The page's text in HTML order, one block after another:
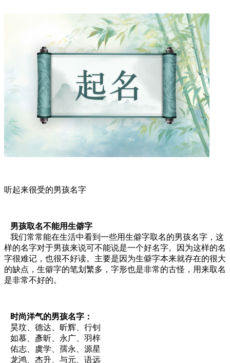
听起来很受的男孩名字
男孩取名不能用生僻字
我们常常能在生活中看到一些用生僻字取名的男孩名字，这
样的名字对于男孩来说可不能说是一个好名字。因为这样的名
字很难记，也很不好读。主要是因为生僻字本来就存在的很大
的缺点，生僻字的笔划繁多，字形也是非常的古怪，用来取名
是非常不好的。
时尚洋气的男孩名字：
昊玟、德达、昕辉、行钊
如慕、彥昕、永广、羽梓
佑志、虞学、孺永、源星
龙鸿、杰升、与元、语远